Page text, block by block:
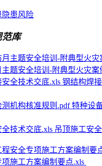
隐患风险
范库
主题安全培训-附典型火灾案
钢结构焊
特种设
吊顶施工安
施工方案编制要点.xls